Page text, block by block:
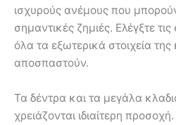
ισχυρούς ανέμους που
σημαντικές ζημιές. Ελέγξτε
όλα τα εξωτερικά στοιχεία
αποσπαστούν.
Τα δέντρα και τα μεγάλα
χρειάζονται ιδιαίτερη